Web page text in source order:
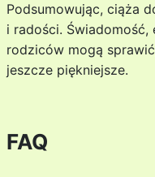
Podsumowując, ciąża
i radości.
rodziców mogą
jeszcze piękniejsze.
FAQ